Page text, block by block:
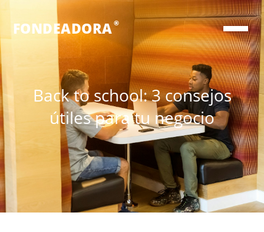
FONDEADORA ®
Back to school: 3 consejos
útiles para tu negocio